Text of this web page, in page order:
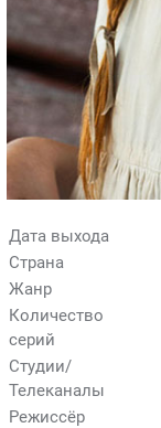
Дата выхода
Страна
Жанр
Количество
серий
Студии/
Телеканалы
Режиссёр